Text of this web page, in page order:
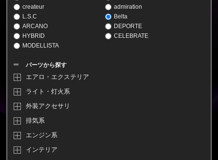
createur
admiration
L.S.C
Belta
ARCANO
DEPORTE
HYBRID
CELEBRATE
MODELLISTA
パーツから探す
エアロ・エクステリア
ライト・灯火系
外装アクセサリ
排気系
エンジン系
インテリア